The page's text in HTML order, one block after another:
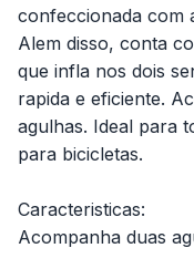
confeccionada com
Alem disso, conta
que infla nos dois
rapida e eficiente.
agulhas. Ideal para
para bicicletas.
Caracteristicas:
Acompanha duas